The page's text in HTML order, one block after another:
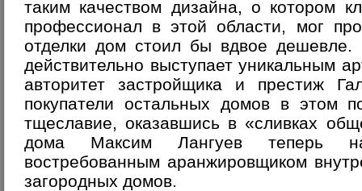
таким качеством дизайна, о котором
профессионал в этой области, мог
отделки дом стоил бы вдвое
действительно выступает уникальным
авторитет застройщика и престиж
покупатели остальных домов в этом
тщеславие, оказавшись в «сливках
дома Максим Лангуев теперь
востребованным аранжировщиком
загородных домов.